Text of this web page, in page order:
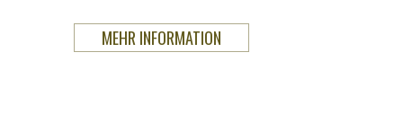
MEHR INFORMATION